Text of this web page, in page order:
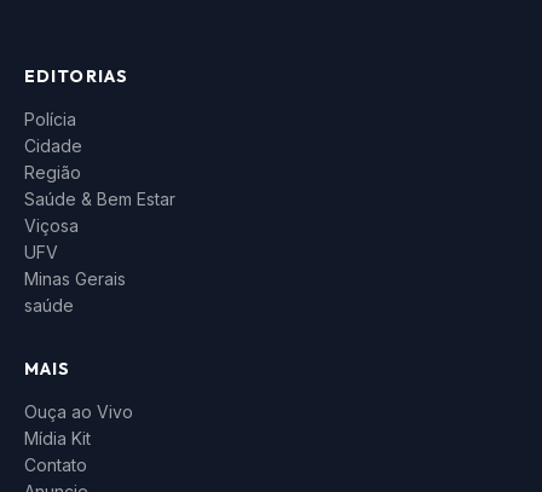
EDITORIAS
Polícia
Cidade
Região
Saúde & Bem Estar
Viçosa
UFV
Minas Gerais
saúde
MAIS
Ouça ao Vivo
Mídia Kit
Contato